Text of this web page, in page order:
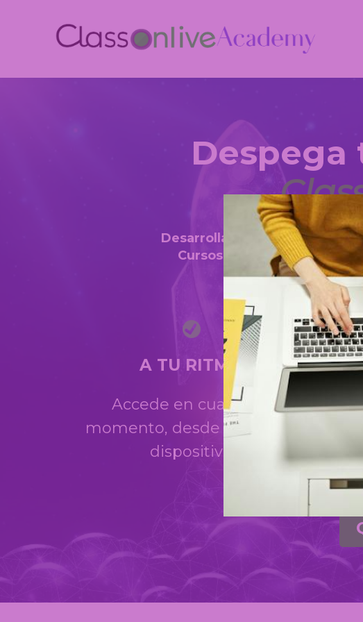
Desarrolla las habilidades de
Cursos gratuitos con los
A TU RITMO
Accede en cualquier
momento, desde cualquier
dispositivo